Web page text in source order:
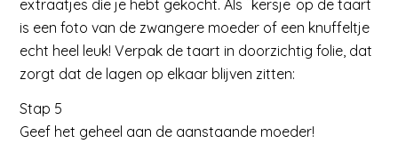
extraatjes die je hebt gekocht. Als ¨kersje¨op de taart
is een foto van de zwangere moeder of een knuffeltje
echt heel leuk! Verpak de taart in doorzichtig folie, dat
zorgt dat de lagen op elkaar blijven zitten:
Stap 5
Geef het geheel aan de aanstaande moeder!